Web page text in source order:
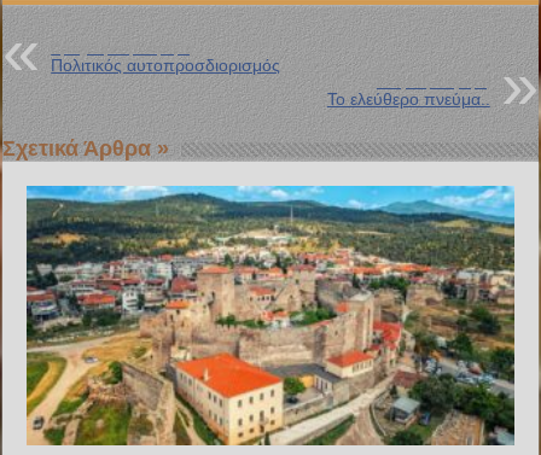
Προηγούμενη Ανάρτηση
Πολιτικός αυτοπροσδιορισμός
Επόμενη Ανάρτηση
Το ελεύθερο πνεύμα..
Σχετικά Άρθρα »